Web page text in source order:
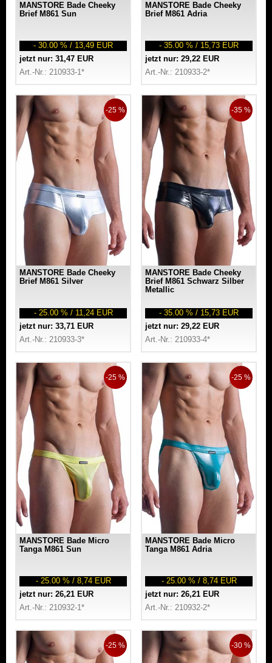
MANSTORE Bade Cheeky
Brief M861 Sun
- 30.00 % / 13,49 EUR
jetzt nur: 31,47 EUR
Art.-Nr.: 210933-1*
MANSTORE Bade Cheeky
Brief M861 Adria
- 35.00 % / 15,73 EUR
jetzt nur: 29,22 EUR
Art.-Nr.: 210933-2*
-25 %
MANSTORE Bade Cheeky
Brief M861 Silver
- 25.00 % / 11,24 EUR
jetzt nur: 33,71 EUR
Art.-Nr.: 210933-3*
-35 %
MANSTORE Bade Cheeky
Brief M861 Schwarz Silber
Metallic
- 35.00 % / 15,73 EUR
jetzt nur: 29,22 EUR
Art.-Nr.: 210933-4*
-25 %
MANSTORE Bade Micro
Tanga M861 Sun
- 25.00 % / 8,74 EUR
jetzt nur: 26,21 EUR
Art.-Nr.: 210932-1*
-25 %
MANSTORE Bade Micro
Tanga M861 Adria
- 25.00 % / 8,74 EUR
jetzt nur: 26,21 EUR
Art.-Nr.: 210932-2*
-25 % -30 %